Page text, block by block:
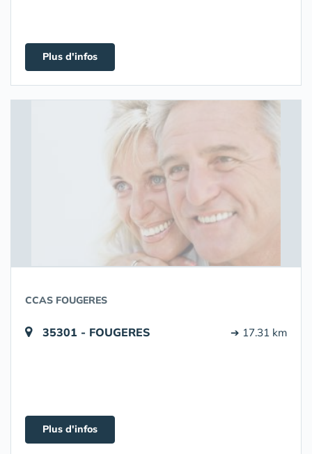
Plus d'infos
CCAS FOUGERES
35301 - FOUGERES ➔ 17.31 km
Plus d'infos